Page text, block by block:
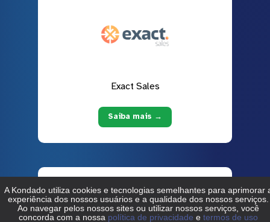
Exact Sales
Saiba mais →